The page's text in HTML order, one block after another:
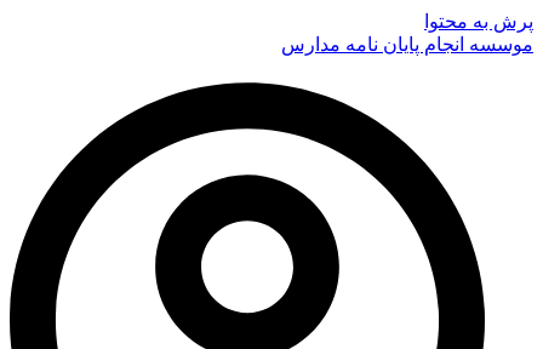
پرش به محتوا
موسسه انجام پایان نامه مدارس